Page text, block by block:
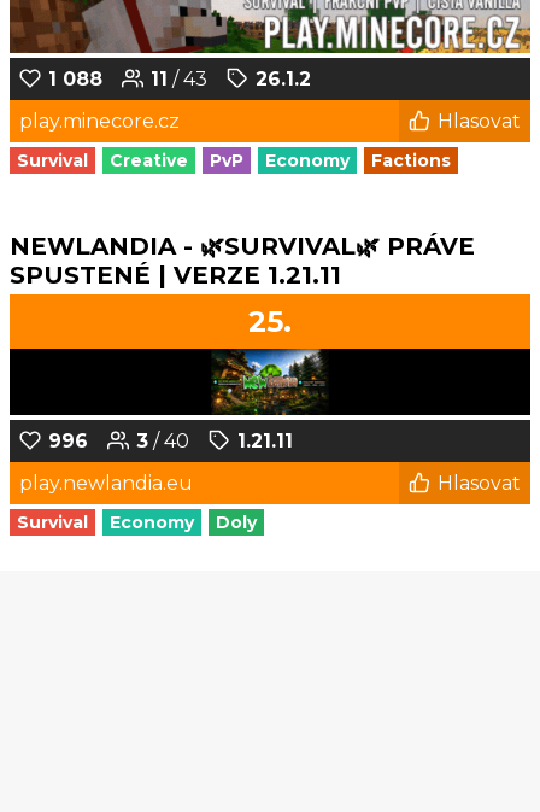
1 088 11 / 43
26.1.2
play.minecore.cz
Hlasovat
Survival Creative PvP Economy Factions
NEWLANDIA - 🌿SURVIVAL🌿 PRÁVE
SPUSTENÉ | VERZE 1.21.11
25.
996 3 / 40
1.21.11
play.newlandia.eu
Hlasovat
Survival Economy Doly